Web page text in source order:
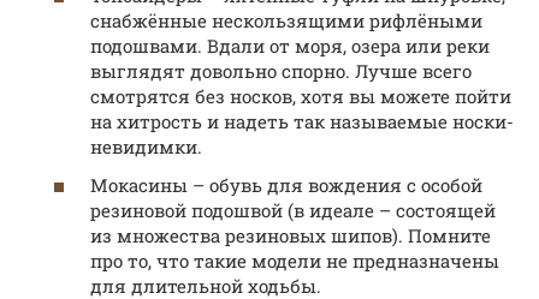
снабжённые нескользящими рифлёными
подошвами. Вдали от моря, озера или реки
выглядят довольно спорно. Лучше всего
смотрятся без носков, хотя вы можете пойти
на хитрость и надеть так называемые носки-
невидимки.
Мокасины – обувь для вождения с особой
резиновой подошвой (в идеале – состоящей
из множества резиновых шипов). Помните
про то, что такие модели не предназначены
для длительной ходьбы.